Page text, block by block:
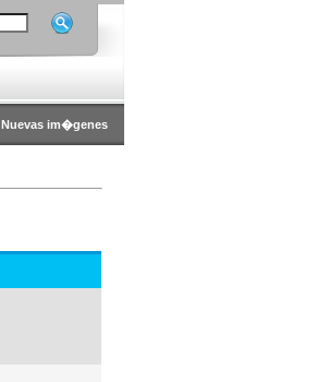
Nuevas im�genes